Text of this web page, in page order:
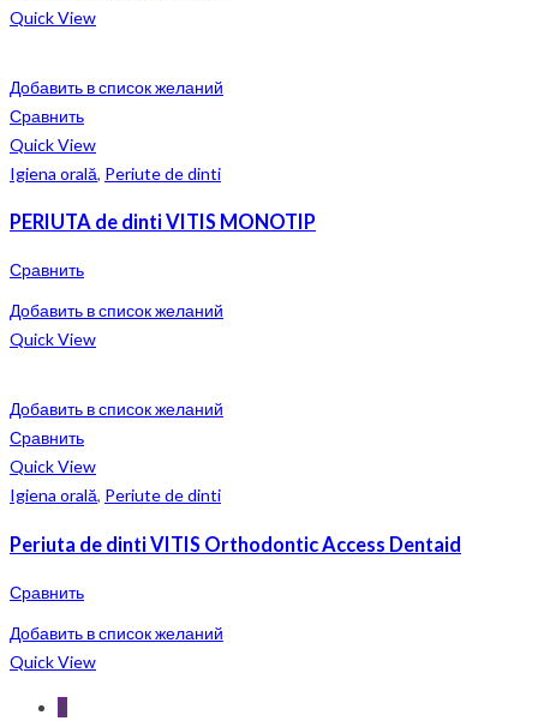
Quick View
Добавить в список желаний
Сравнить
Quick View
Igiena orală, Periute de dinti
PERIUTA de dinti VITIS MONOTIP
Сравнить
Добавить в список желаний
Quick View
Добавить в список желаний
Сравнить
Quick View
Igiena orală, Periute de dinti
Periuta de dinti VITIS Orthodontic Access Dentaid
Сравнить
Добавить в список желаний
Quick View
1